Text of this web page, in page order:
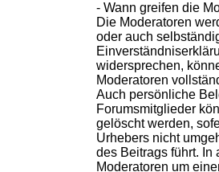
- Wann greifen die
Die Moderatoren
oder auch
widersprechen,
Moderatoren
Auch persönliche
Forumsmitglieder
gelöscht werden,
Urhebers nicht
des Beitrags führt.
Moderatoren um